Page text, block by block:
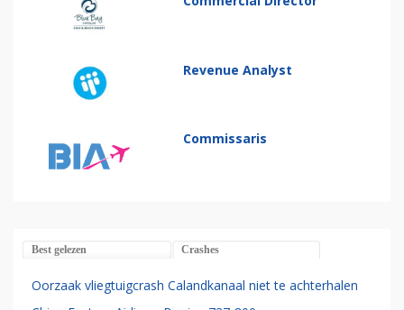
Revenue Analyst
Commissaris
Best gelezen Crashes
Oorzaak vliegtuigcrash Calandkanaal niet te achterhalen